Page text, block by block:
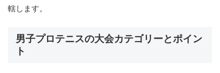
轄します。
男子プロテニスの大会カテゴリーとポイン
ト